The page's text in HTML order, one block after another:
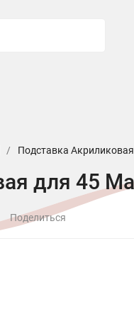
/ Подставка
для 45
Поделиться